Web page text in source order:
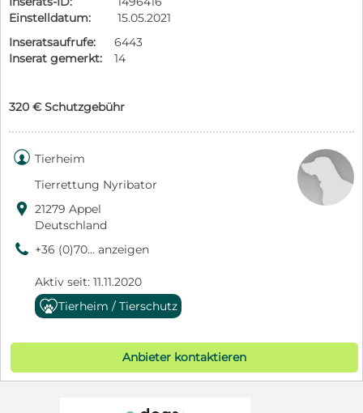
Einstelldatum:
15.05.2021
Inseratsaufrufe:
6443
Inserat gemerkt:
14
320 € Schutzgebühr
 Tierheim
Tierrettung Nyribator
 21279 Appel
Deutschland
9 +36 (0)70... anzeigen
Aktiv seit: 11.11.2020
Tierheim / Tierschutz
Anbieter kontaktieren